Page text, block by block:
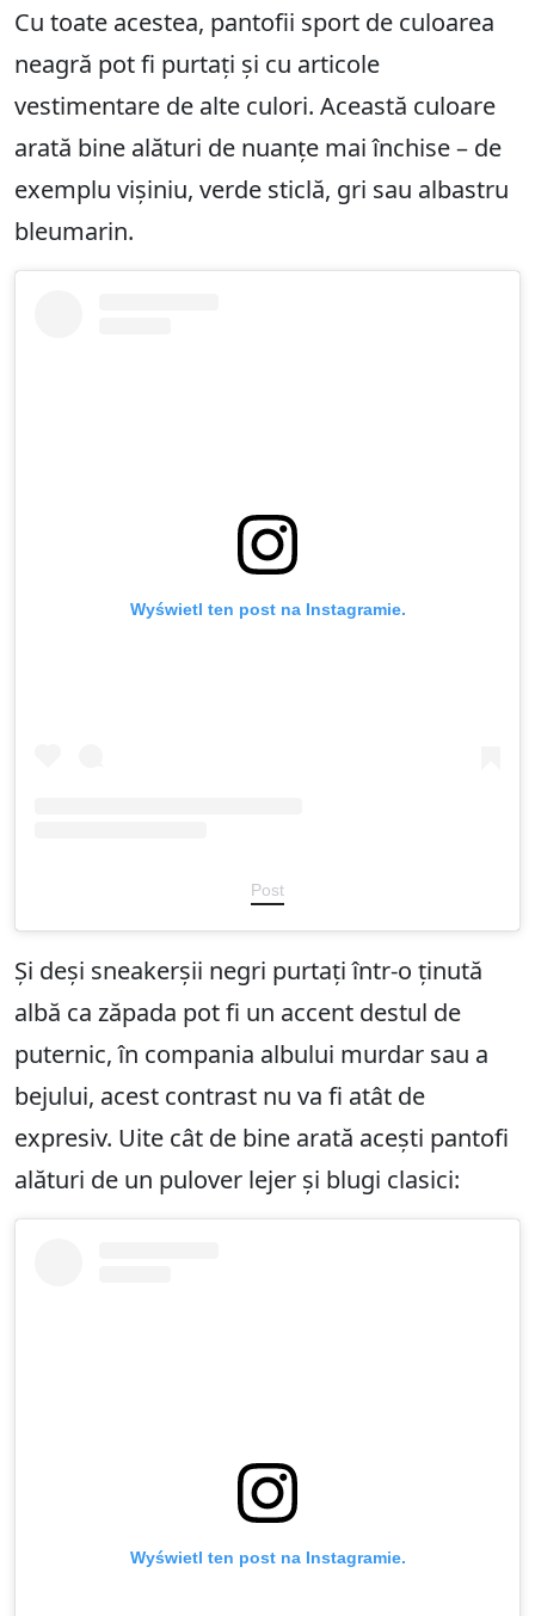
Cu toate acestea, pantofii sport de culoarea
neagră pot fi purtați și cu articole
vestimentare de alte culori. Această culoare
arată bine alături de nuanțe mai închise – de
exemplu vișiniu, verde sticlă, gri sau albastru
bleumarin.
Wyświetl ten post na Instagramie.
Post
Și deși sneakerșii negri purtați într-o ținută
albă ca zăpada pot fi un accent destul de
puternic, în compania albului murdar sau a
bejului, acest contrast nu va fi atât de
expresiv. Uite cât de bine arată acești pantofi
alături de un pulover lejer și blugi clasici:
Wyświetl ten post na Instagramie.